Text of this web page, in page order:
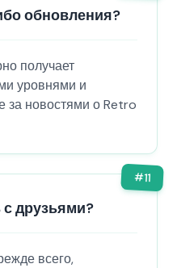
обновления?
получает
уровнями и
за новостями о Retro
#11
с друзьями?
всего,